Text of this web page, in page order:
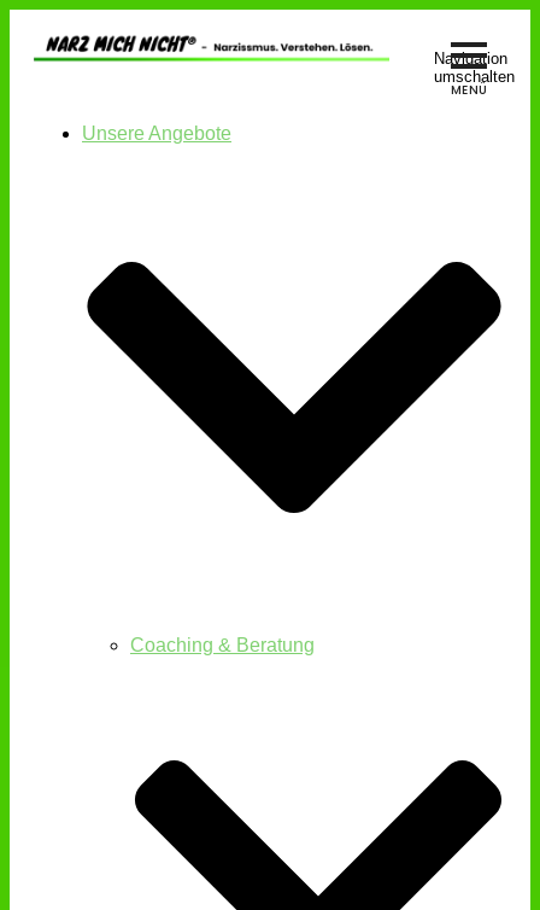
Navigation
umschalten
Unsere Angebote
Coaching & Beratung